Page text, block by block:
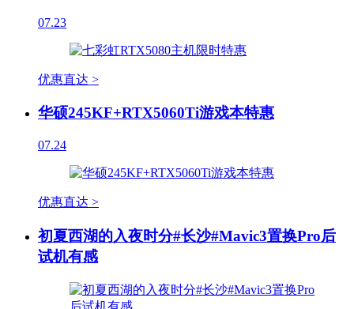
07.23
优惠直达 >
华硕245KF+RTX5060Ti游戏本特惠
07.24
优惠直达 >
初夏西湖的入夜时分#长沙#Mavic3置换Pro后
试机有感